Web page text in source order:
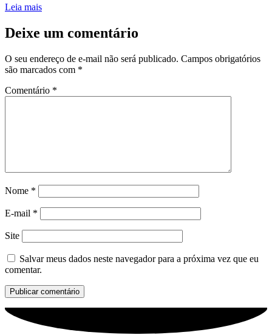
Leia mais
Deixe um comentário
O seu endereço de e-mail não será publicado. Campos obrigatórios
são marcados com *
Comentário *
Nome *
E-mail *
Site
Salvar meus dados neste navegador para a próxima vez que eu
comentar.